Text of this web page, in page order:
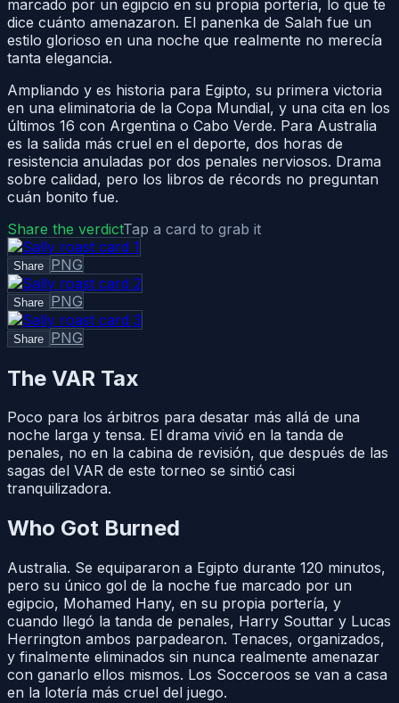
marcado por un egipcio en su propia portería, lo que te
dice cuánto amenazaron. El panenka de Salah fue un
estilo glorioso en una noche que realmente no merecía
tanta elegancia.
Ampliando y es historia para Egipto, su primera victoria
en una eliminatoria de la Copa Mundial, y una cita en los
últimos 16 con Argentina o Cabo Verde. Para Australia
es la salida más cruel en el deporte, dos horas de
resistencia anuladas por dos penales nerviosos. Drama
sobre calidad, pero los libros de récords no preguntan
cuán bonito fue.
Share the verdictTap a card to grab it
Share PNG
Share PNG
Share PNG
The VAR Tax
Poco para los árbitros para desatar más allá de una
noche larga y tensa. El drama vivió en la tanda de
penales, no en la cabina de revisión, que después de las
sagas del VAR de este torneo se sintió casi
tranquilizadora.
Who Got Burned
Australia. Se equipararon a Egipto durante 120 minutos,
pero su único gol de la noche fue marcado por un
egipcio, Mohamed Hany, en su propia portería, y
cuando llegó la tanda de penales, Harry Souttar y Lucas
Herrington ambos parpadearon. Tenaces, organizados,
y finalmente eliminados sin nunca realmente amenazar
con ganarlo ellos mismos. Los Socceroos se van a casa
en la lotería más cruel del juego.